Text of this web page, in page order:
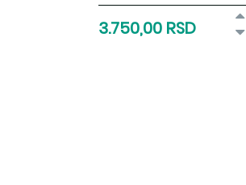
3.750,00 RSD